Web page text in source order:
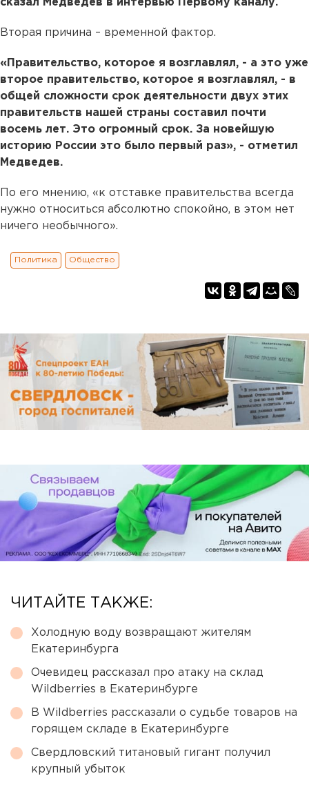
сказал Медведев в интервью Первому каналу.
Вторая причина – временной фактор.
«Правительство, которое я возглавлял, - а это уже
второе правительство, которое я возглавлял, - в
общей сложности срок деятельности двух этих
правительств нашей страны составил почти
восемь лет. Это огромный срок. За новейшую
историю России это было первый раз», - отметил
Медведев.
По его мнению, «к отставке правительства всегда
нужно относиться абсолютно спокойно, в этом нет
ничего необычного».
Политика Общество
ЧИТАЙТЕ ТАКЖЕ:
Холодную воду возвращают жителям
Екатеринбурга
Очевидец рассказал про атаку на склад
Wildberries в Екатеринбурге
В Wildberries рассказали о судьбе товаров на
горящем складе в Екатеринбурге
Свердловский титановый гигант получил
крупный убыток